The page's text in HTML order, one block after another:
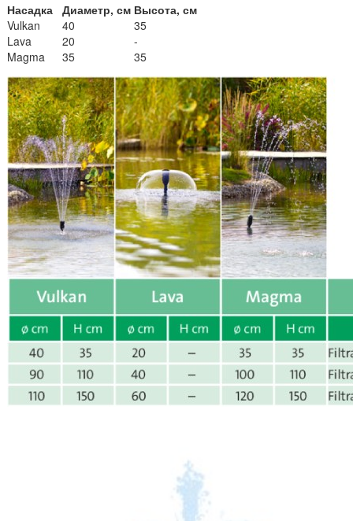
Насадка Диаметр, см Высота, см
Vulkan
40
35
Lava
20
-
Magma
35 35